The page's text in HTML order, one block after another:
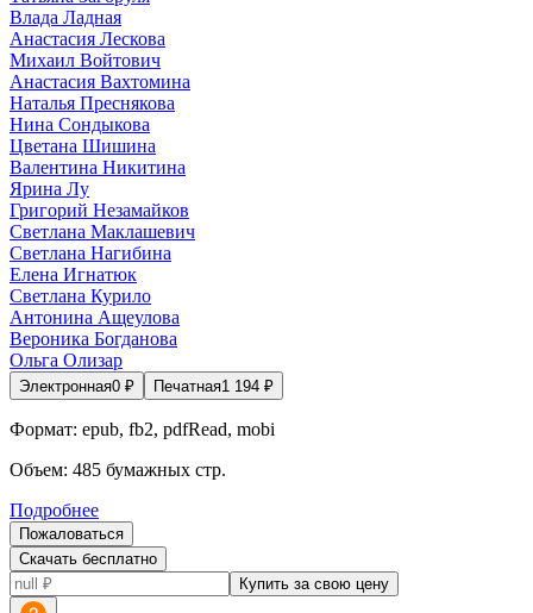
Влада Ладная
Анастасия Лескова
Михаил Войтович
Анастасия Вахтомина
Наталья Преснякова
Нина Сондыкова
Цветана Шишина
Валентина Никитина
Ярина Лу
Григорий Незамайков
Светлана Маклашевич
Светлана Нагибина
Елена Игнатюк
Светлана Курило
Антонина Ащеулова
Вероника Богданова
Ольга Олизар
Электронная0 ₽ Печатная1 194 ₽
Формат: epub, fb2, pdfRead, mobi
Объем: 485 бумажных стр.
Подробнее
Пожаловаться
Скачать бесплатно
Купить за свою цену